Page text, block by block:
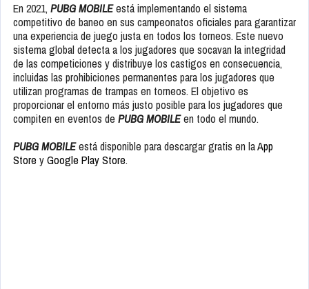
En 2021, PUBG MOBILEestá implementando el sistema
competitivo de baneo en sus campeonatos oficiales para garantizar
una experiencia de juego justa en todos los torneos. Este nuevo
sistema global detecta a los jugadores que socavan la integridad
de las competiciones y distribuye los castigos en consecuencia,
incluidas las prohibiciones permanentes para los jugadores que
utilizan programas de trampas en torneos. El objetivo es
proporcionar el entorno más justo posible para los jugadores que
compiten en eventos de PUBG MOBILEen todo el mundo.
PUBG MOBILEestá disponible para descargar gratis en laApp
Store yGoogle Play Store.